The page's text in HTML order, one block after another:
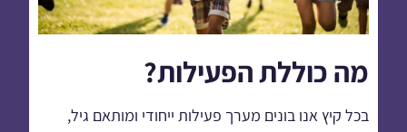
מה כוללת הפעילות?
בכל קיץ אנו בונים מערך פעילות ייחודי ומותאם גיל,